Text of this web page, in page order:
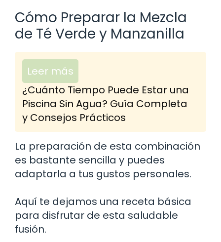
Cómo Preparar la Mezcla
de Té Verde y Manzanilla
Leer más
¿Cuánto Tiempo Puede Estar una
Piscina Sin Agua? Guía Completa
y Consejos Prácticos
La preparación de esta combinación
es bastante sencilla y puedes
adaptarla a tus gustos personales.
Aquí te dejamos una receta básica
para disfrutar de esta saludable
fusión.